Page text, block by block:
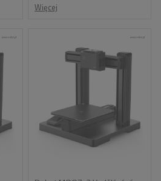
Więcej